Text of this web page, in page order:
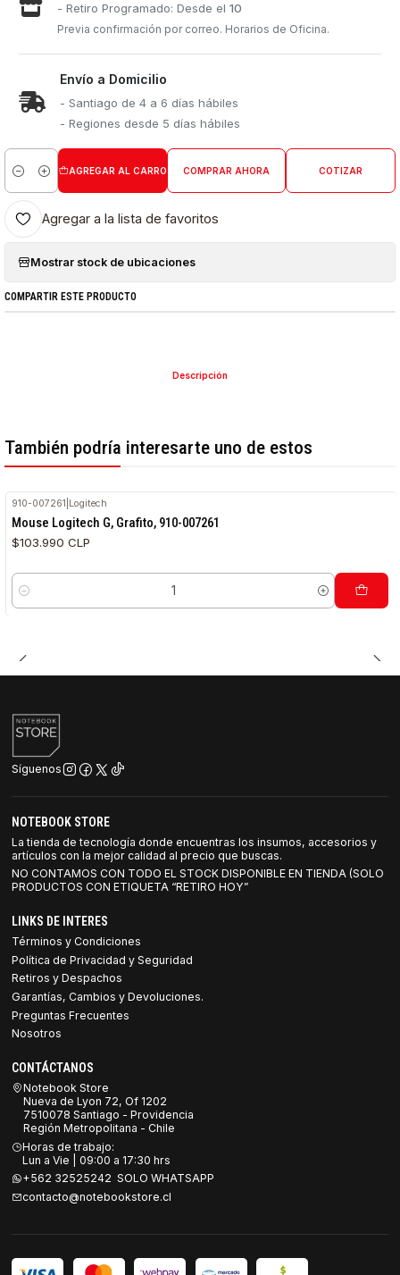
- Retiro Programado: Desde el10
Previa confirmación por correo. Horarios de Oficina.
Envío a Domicilio
- Santiago de 4 a 6 días hábiles
- Regiones desde 5 días hábiles
Cantidad
AGREGAR AL CARRO COMPRAR AHORA COTIZAR
Agregar a la lista de favoritos
Mostrar stock de ubicaciones
COMPARTIR ESTE PRODUCTO
Descripción
También podría interesarte uno de estos
910-007261 Logitech
Mouse Logitech G, Grafito, 910-007261
$103.990 CLP
Cantidad
Síguenos
NOTEBOOK STORE
La tienda de tecnología donde encuentras los insumos, accesorios y
artículos con la mejor calidad al precio que buscas.
NO CONTAMOS CON TODO EL STOCK DISPONIBLE EN TIENDA (SOLO
PRODUCTOS CON ETIQUETA “RETIRO HOY”
LINKS DE INTERES
Términos y Condiciones
Política de Privacidad y Seguridad
Retiros y Despachos
Garantías, Cambios y Devoluciones.
Preguntas Frecuentes
Nosotros
CONTÁCTANOS
Notebook Store
Nueva de Lyon 72, Of 1202
7510078 Santiago - Providencia
Región Metropolitana - Chile
Horas de trabajo:
Lun a Vie | 09:00 a 17:30 hrs
+562 32525242 SOLO WHATSAPP
contacto@notebookstore.cl